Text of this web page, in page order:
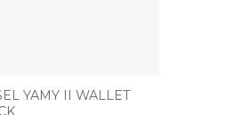
YAMY II WALLET